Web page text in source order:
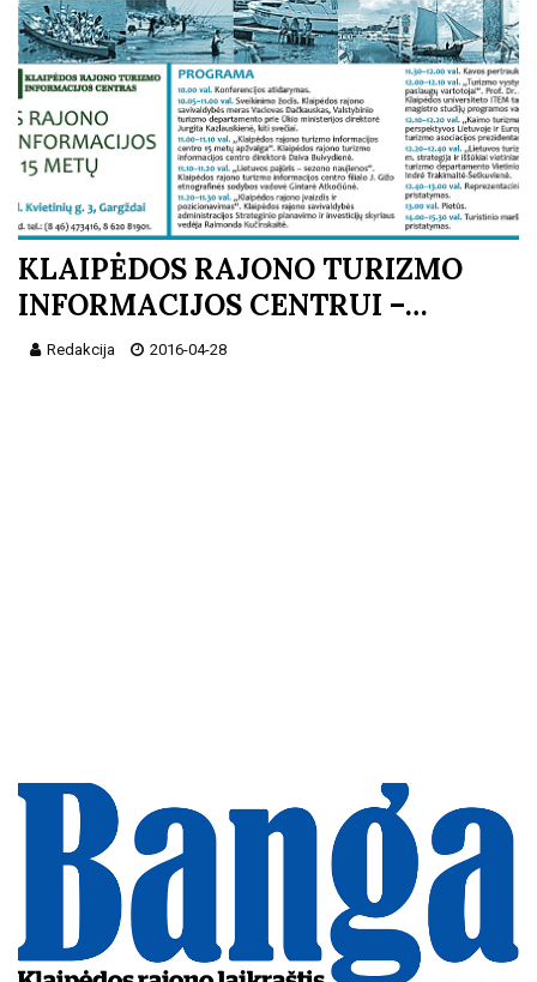
KLAIPĖDOS RAJONO TURIZMO
INFORMACIJOS CENTRUI –…
Redakcija 2016-04-28